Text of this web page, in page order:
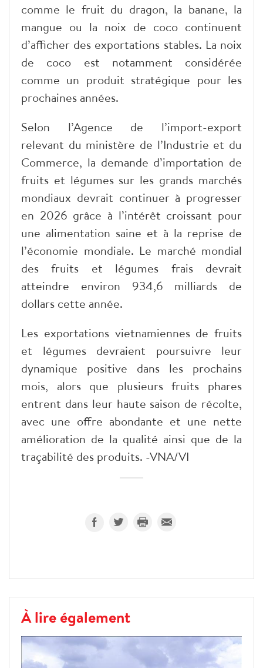
comme le fruit du dragon, la banane, la
mangue ou la noix de coco continuent
d’afficher des exportations stables. La noix
de coco est notamment considérée
comme un produit stratégique pour les
prochaines années.
Selon l’Agence de l’import-export
relevant du ministère de l’Industrie et du
Commerce, la demande d’importation de
fruits et légumes sur les grands marchés
mondiaux devrait continuer à progresser
en 2026 grâce à l’intérêt croissant pour
une alimentation saine et à la reprise de
l’économie mondiale. Le marché mondial
des fruits et légumes frais devrait
atteindre environ 934,6 milliards de
dollars cette année.
Les exportations vietnamiennes de fruits
et légumes devraient poursuivre leur
dynamique positive dans les prochains
mois, alors que plusieurs fruits phares
entrent dans leur haute saison de récolte,
avec une offre abondante et une nette
amélioration de la qualité ainsi que de la
traçabilité des produits. -VNA/VI
À lire également